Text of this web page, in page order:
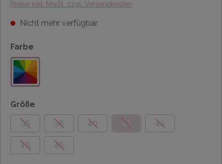
Preise inkl. MwSt. zzgl. Versandkosten
Nicht mehr verfügbar
Farbe
Größe
36
38 40 42 44
46 48